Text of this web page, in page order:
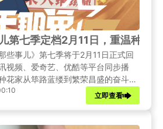
第七季定档2月11日，重温种花
些事儿》第七季将于2月11日正式回
视频、爱奇艺、优酷等平台同步播
花家从筚路蓝缕到繁荣昌盛的奋斗历
立即查看